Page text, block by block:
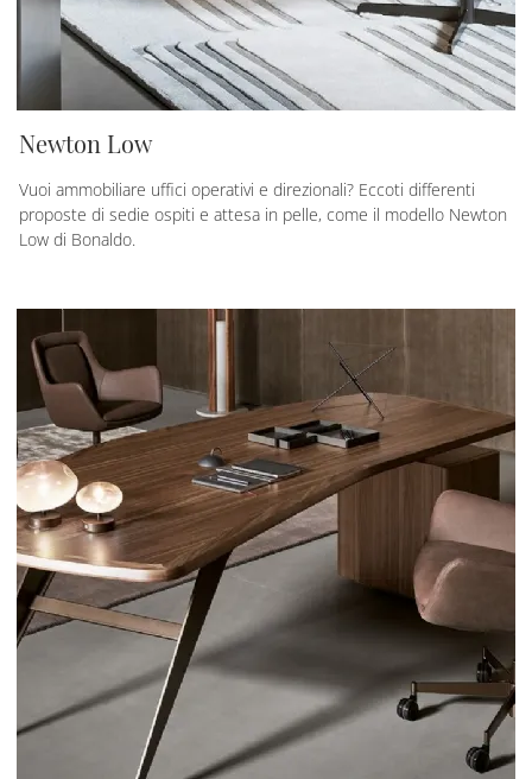
Newton Low
Vuoi ammobiliare uffici operativi e direzionali? Eccoti differenti
proposte di sedie ospiti e attesa in pelle, come il modello Newton
Low di Bonaldo.